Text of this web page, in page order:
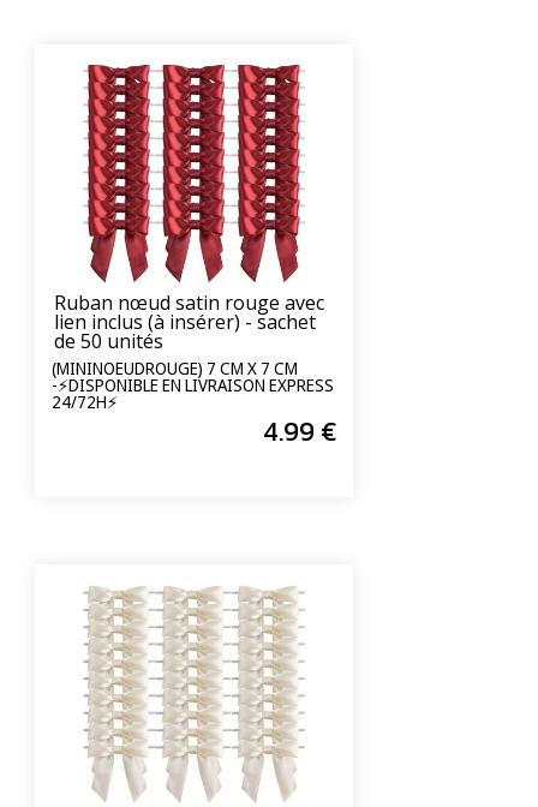
Ruban nœud satin rouge avec
lien inclus (à insérer) - sachet
de 50 unités
(MININOEUDROUGE) 7 CM X 7 CM
-⚡DISPONIBLE EN LIVRAISON EXPRESS
24/72H⚡
4.99 €